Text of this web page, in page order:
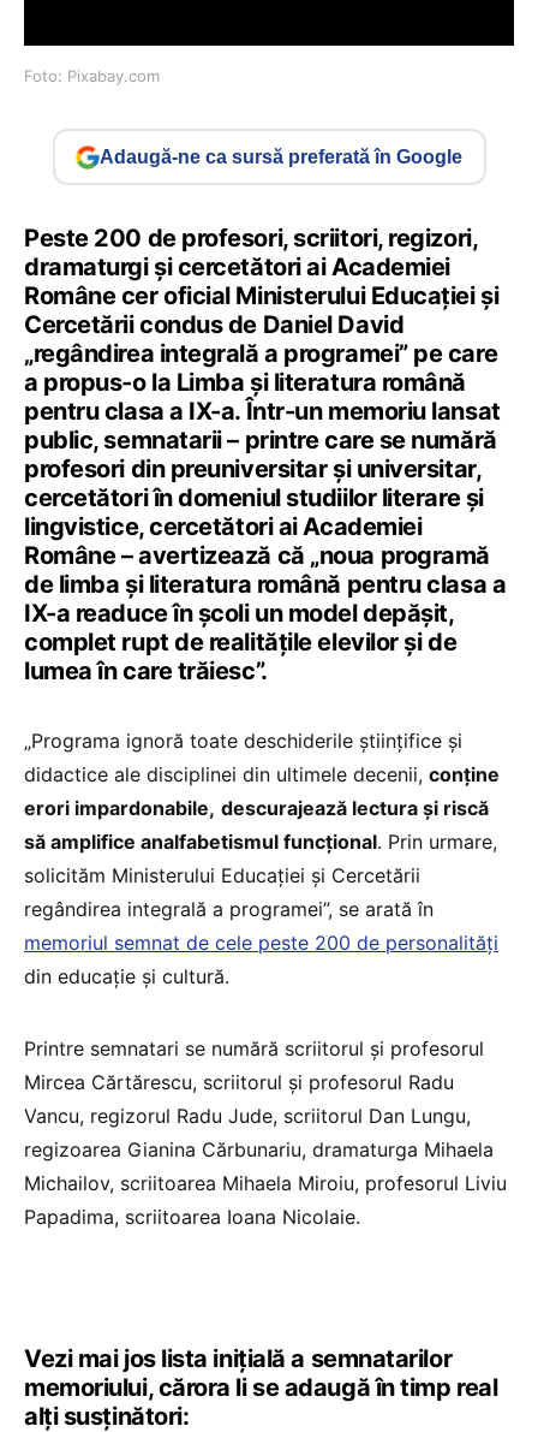
Foto: Pixabay.com
Adaugă-ne ca sursă preferată în Google
Peste 200 de profesori, scriitori, regizori,
dramaturgi și cercetători ai Academiei
Române cer oficial Ministerului Educației și
Cercetării condus de Daniel David
„regândirea integrală a programei” pe care
a propus-o la Limba și literatura română
pentru clasa a IX-a. Într-un memoriu lansat
public, semnatarii – printre care se numără
profesori din preuniversitar și universitar,
cercetători în domeniul studiilor literare și
lingvistice, cercetători ai Academiei
Române – avertizează că „noua programă
de limba și literatura română pentru clasa a
IX-a readuce în școli un model depășit,
complet rupt de realitățile elevilor și de
lumea în care trăiesc”.
„Programa ignoră toate deschiderile științifice și
didactice ale disciplinei din ultimele decenii, conține
erori impardonabile, descurajează lectura și riscă
să amplifice analfabetismul funcțional. Prin urmare,
solicităm Ministerului Educației și Cercetării
regândirea integrală a programei”, se arată în
memoriul semnat de cele peste 200 de personalități
din educație și cultură.
Printre semnatari se numără scriitorul și profesorul
Mircea Cărtărescu, scriitorul și profesorul Radu
Vancu, regizorul Radu Jude, scriitorul Dan Lungu,
regizoarea Gianina Cărbunariu, dramaturga Mihaela
Michailov, scriitoarea Mihaela Miroiu, profesorul Liviu
Papadima, scriitoarea Ioana Nicolaie.
Vezi mai jos lista inițială a semnatarilor
memoriului, cărora li se adaugă în timp real
alți susținători: